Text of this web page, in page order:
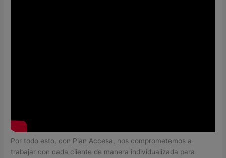
Por todo esto, con Plan Accesa, nos comprometemos a
trabajar con cada cliente de manera individualizada para